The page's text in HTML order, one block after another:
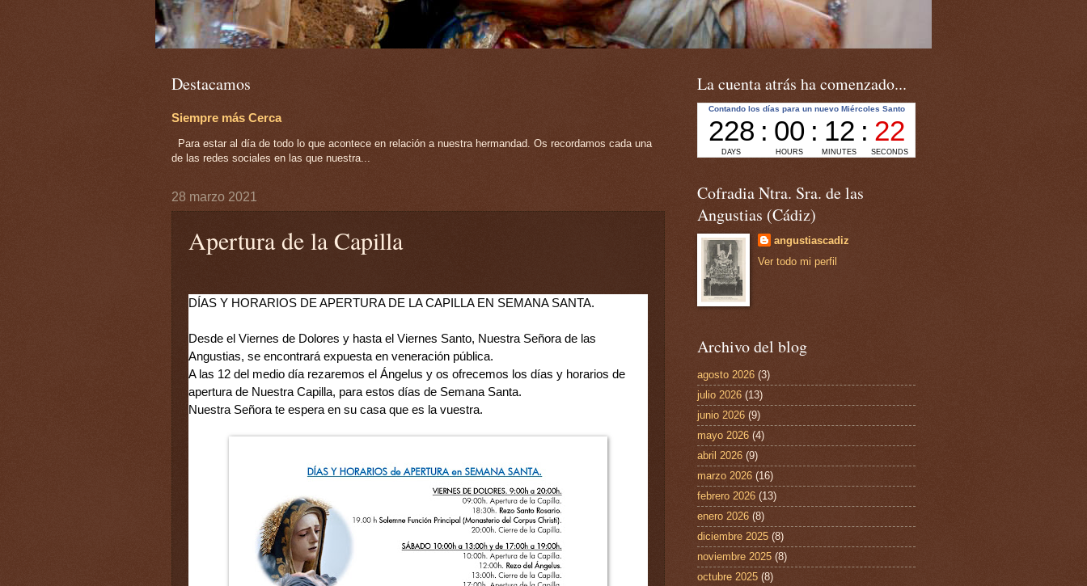
Destacamos
Siempre más Cerca
Para estar al día de todo lo que acontece en relación a nuestra hermandad. Os recordamos cada una
de las redes sociales en las que nuestra...
28 marzo 2021
Apertura de la Capilla
DÍAS Y HORARIOS DE APERTURA DE LA CAPILLA EN SEMANA SANTA.
Desde el Viernes de Dolores y hasta el Viernes Santo, Nuestra Señora de las
Angustias, se encontrará expuesta en veneración pública.
A las 12 del medio día rezaremos el Ángelus y os ofrecemos los días y horarios de
apertura de Nuestra Capilla, para estos días de Semana Santa.
Nuestra Señora te espera en su casa que es la vuestra.
La cuenta atrás ha comenzado...
Cofradia Ntra. Sra. de las
Angustias (Cádiz)
angustiascadiz
Ver todo mi perfil
Archivo del blog
agosto 2026 (3)
julio 2026 (13)
junio 2026 (9)
mayo 2026 (4)
abril 2026 (9)
marzo 2026 (16)
febrero 2026 (13)
enero 2026 (8)
diciembre 2025 (8)
noviembre 2025 (8)
octubre 2025 (8)